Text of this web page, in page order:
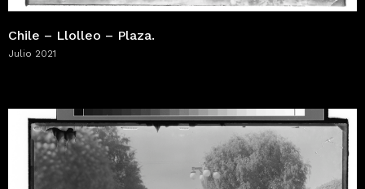
Chile – Llolleo – Plaza.
Julio 2021